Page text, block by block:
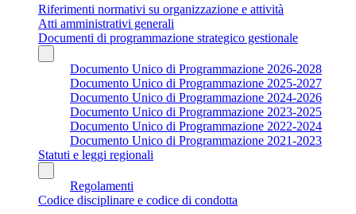
Riferimenti normativi su organizzazione e attività
Atti amministrativi generali
Documenti di programmazione strategico gestionale
Documento Unico di Programmazione 2026-2028
Documento Unico di Programmazione 2025-2027
Documento Unico di Programmazione 2024-2026
Documento Unico di Programmazione 2023-2025
Documento Unico di Programmazione 2022-2024
Documento Unico di Programmazione 2021-2023
Statuti e leggi regionali
Regolamenti
Codice disciplinare e codice di condotta